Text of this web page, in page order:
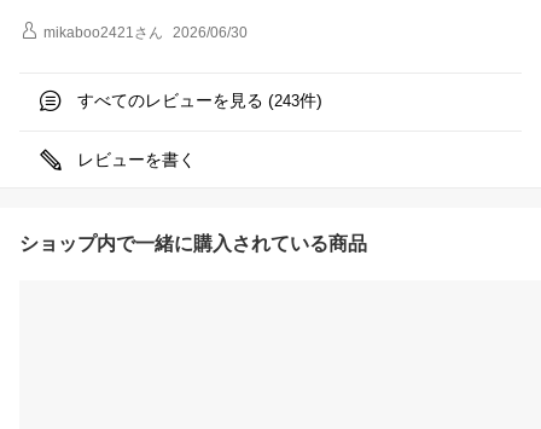
mikaboo2421 さん 2026/06/30
すべてのレビューを見る (243件)
レビューを書く
ショップ内で一緒に購入されている商品